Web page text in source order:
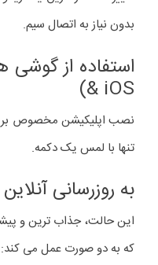
بدون نیاز به اتصال سیم.
& iOS)
نصب اپلیکیشن مخصوص بر
تنها با لمس یک دکمه.
به‌ روزرسانی
این حالت، جذاب‌ ترین و
که به دو صورت عمل می‌ کند: